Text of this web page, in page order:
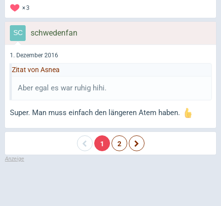
3
schwedenfan
1. Dezember 2016
Zitat von Asnea
Aber egal es war ruhig hihi.
Super. Man muss einfach den längeren Atem haben.
1 2